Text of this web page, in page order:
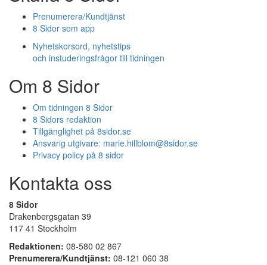
Prenumerera/Kundtjänst
8 Sidor som app
Nyhetskorsord, nyhetstips
och instuderingsfrågor till tidningen
Om 8 Sidor
Om tidningen 8 Sidor
8 Sidors redaktion
Tillgänglighet på 8sidor.se
Ansvarig utgivare: marie.hillblom@8sidor.se
Privacy policy på 8 sidor
Kontakta oss
8 Sidor
Drakenbergsgatan 39
117 41 Stockholm
Redaktionen: 08-580 02 867
Prenumerera/Kundtjänst: 08-121 060 38